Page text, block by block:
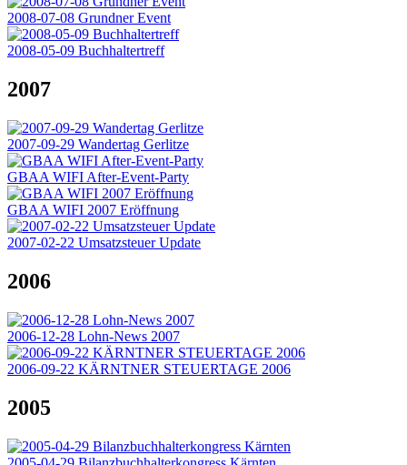
2008-07-08 Grundner Event
2008-05-09 Buchhaltertreff
2007
2007-09-29 Wandertag Gerlitze
GBAA WIFI After-Event-Party
GBAA WIFI 2007 Eröffnung
2007-02-22 Umsatzsteuer Update
2006
2006-12-28 Lohn-News 2007
2006-09-22 KÄRNTNER STEUERTAGE 2006
2005